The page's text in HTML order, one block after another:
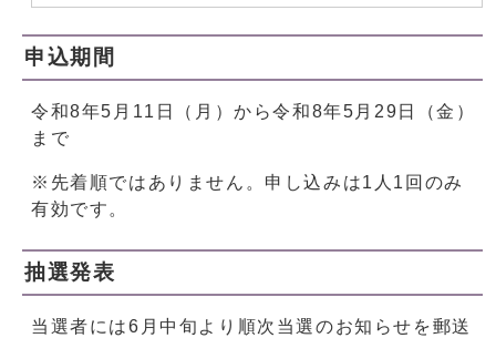
申込期間
令和8年5月11日（月）から令和8年5月29日（金）
まで
※先着順ではありません。申し込みは1人1回のみ
有効です。
抽選発表
当選者には6月中旬より順次当選のお知らせを郵送